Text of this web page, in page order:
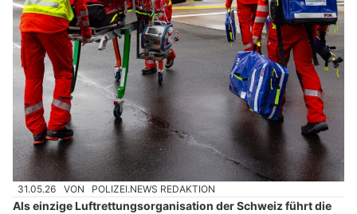
31.05.26 VON POLIZEI.NEWS REDAKTION
Als einzige Luftrettungsorganisation der Schweiz führt die